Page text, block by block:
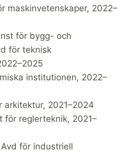
maskinvetenskaper, 2022–
för bygg- och
för teknisk
institutionen, 2022–
arkitektur, 2021–2024
för reglerteknik, 2021–
för industriell